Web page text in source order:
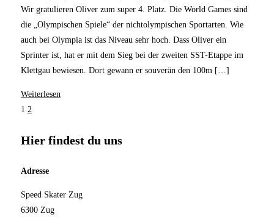
Wir gratulieren Oliver zum super 4. Platz. Die World Games sind
die „Olympischen Spiele“ der nichtolympischen Sportarten. Wie
auch bei Olympia ist das Niveau sehr hoch. Dass Oliver ein
Sprinter ist, hat er mit dem Sieg bei der zweiten SST-Etappe im
Klettgau bewiesen. Dort gewann er souverän den 100m […]
Weiterlesen
1 2
Hier findest du uns
Adresse
Speed Skater Zug
6300 Zug